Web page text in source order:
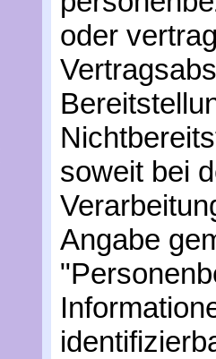
oder
soweit bei
Angabe